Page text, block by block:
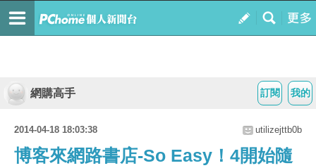
我的
訂閱
網購高手
2014-04-18 18:03:38 utilizejttb0b
博客來網路書店-So Easy！4開始隨